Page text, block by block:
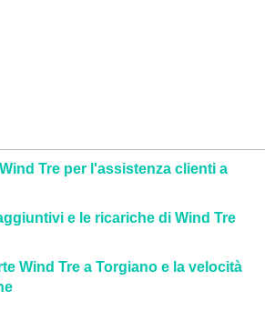
Tre per l'assistenza clienti a
e le ricariche di Wind Tre
Wind Tre a Torgiano e la velocità